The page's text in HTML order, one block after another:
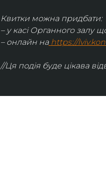
Квитки можна придбати:
– у касі Органного залу
– онлайн на https://
//Ця подія буде цікава